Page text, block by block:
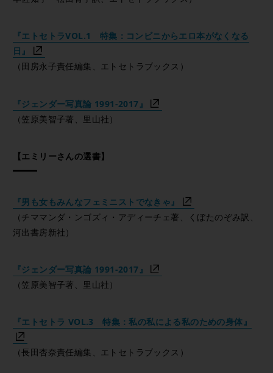
『エトセトラVOL.1 特集：コンビニからエロ本がなくなる
日』
（田房永子責任編集、エトセトラブックス）
『ジェンダー写真論 1991-2017』
（笠原美智子著、里山社）
【エミリーさんの選書】
『男も女もみんなフェミニストでなきゃ』
（チママンダ・ンゴズィ・アディーチェ著、くぼたのぞみ訳、
河出書房新社）
『ジェンダー写真論 1991-2017』
（笠原美智子著、里山社）
『エトセトラ VOL.3 特集：私の私による私のための身体』
（長田杏奈責任編集、エトセトラブックス）